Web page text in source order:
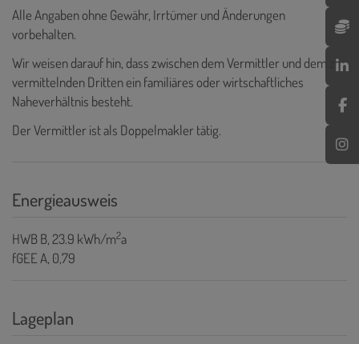
Alle Angaben ohne Gewähr, Irrtümer und Änderungen
vorbehalten.
Wir weisen darauf hin, dass zwischen dem Vermittler und dem zu
vermittelnden Dritten ein familiäres oder wirtschaftliches
Naheverhältnis besteht.
Der Vermittler ist als Doppelmakler tätig.
Energieausweis
HWBB, 23.9 kWh/m2a
fGEEA, 0,79
Lageplan